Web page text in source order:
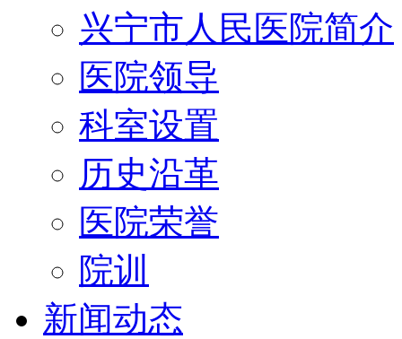
兴宁市人民医院简介
医院领导
科室设置
历史沿革
医院荣誉
院训
新闻动态